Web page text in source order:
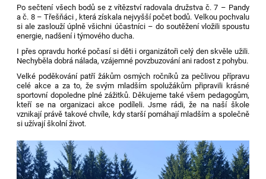
Po sečtení všech bodů se z vítězství radovala družstva č. 7 – Pandy
a č. 8 – Třešňáci , která získala nejvyšší počet bodů. Velkou pochvalu
si ale zaslouží úplně všichni účastníci – do soutěžení vložili spoustu
energie, nadšení i týmového ducha.
I přes opravdu horké počasí si děti i organizátoři celý den skvěle užili.
Nechyběla dobrá nálada, vzájemné povzbuzování ani radost z pohybu.
Velké poděkování patří žákům osmých ročníků za pečlivou přípravu
celé akce a za to, že svým mladším spolužákům připravili krásné
sportovní dopoledne plné zážitků. Děkujeme také všem pedagogům,
kteří se na organizaci akce podíleli. Jsme rádi, že na naší škole
vznikají právě takové chvíle, kdy starší pomáhají mladším a společně
si užívají školní život.